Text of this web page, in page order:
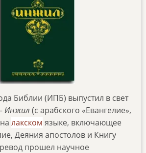
Библии (ИПБ) выпустил в свет
Инжил (с арабского «Евангелие»,
лакском языке, включающее
Деяния апостолов и Книгу
прошел научное